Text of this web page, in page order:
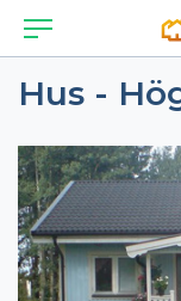
Hus -